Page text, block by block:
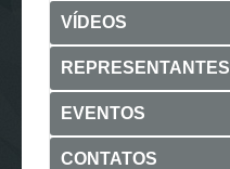
VÍDEOS
REPRESENTANTES
EVENTOS
CONTATOS